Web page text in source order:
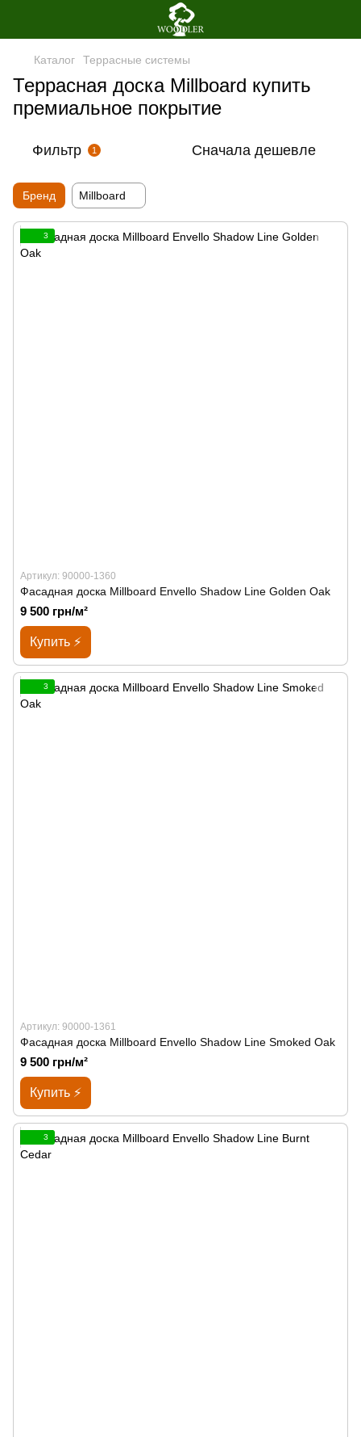
Каталог Террасные системы
Террасная доска Millboard купить
премиальное покрытие
Фильтр 1 Сначала дешевле
Бренд Millboard
3
Артикул: 90000-1360
Фасадная доска Millboard Envello Shadow Line Golden Oak
9 500 грн/м²
Купить ⚡
3
Артикул: 90000-1361
Фасадная доска Millboard Envello Shadow Line Smoked Oak
9 500 грн/м²
Купить ⚡
3